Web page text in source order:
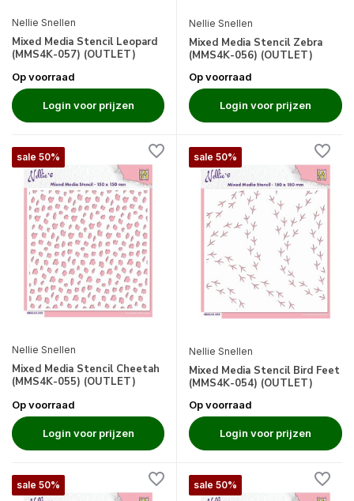
Nellie Snellen
Mixed Media Stencil Leopard
(MMS4K-057) (OUTLET)
Op voorraad
Login voor prijzen
Nellie Snellen
Mixed Media Stencil Zebra
(MMS4K-056) (OUTLET)
Op voorraad
Login voor prijzen
sale 50%
Nellie Snellen
Mixed Media Stencil Cheetah
(MMS4K-055) (OUTLET)
Op voorraad
Login voor prijzen
sale 50%
Nellie Snellen
Mixed Media Stencil Bird Feet
(MMS4K-054) (OUTLET)
Op voorraad
Login voor prijzen
sale 50% sale 50%